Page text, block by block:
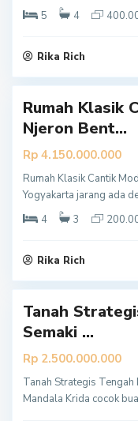
5
4
Rika Rich
y
a
r
t
a
Rumah Klasik
Njeron Bent...
Rp 4.150.000.000
Rumah Klasik Cantik
Yogyakarta jarang ada
4
3
Rika Rich
Y
o
y
a
r
t
a
Tanah
Semaki ...
Rp 2.500.000.000
Tanah Strategis Tengah
Mandala Krida cocok
Y
o
g
y
a